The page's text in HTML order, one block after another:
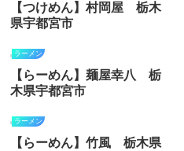
【つけめん】村岡屋 栃木
県宇都宮市
ラーメン
【らーめん】麺屋幸八 栃
木県宇都宮市
ラーメン
【らーめん】竹風 栃木県